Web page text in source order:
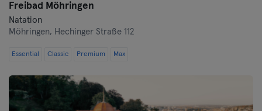
Freibad Möhringen
Natation
Möhringen, Hechinger Straße 112
Essential Classic Premium Max